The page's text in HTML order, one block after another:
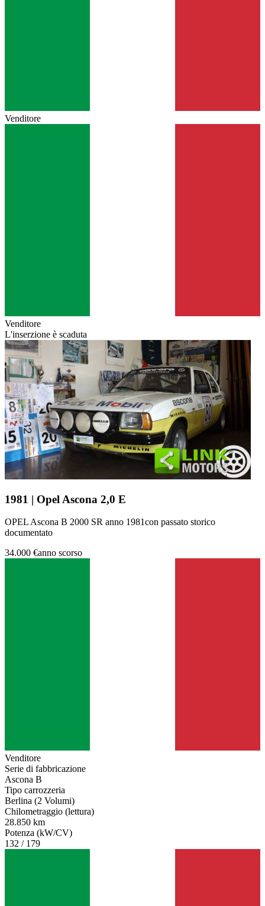
Venditore
Venditore
L'inserzione è scaduta
1981 | Opel Ascona 2,0 E
OPEL Ascona B 2000 SR anno 1981con passato storico
documentato
34.000 €anno scorso
Venditore
Serie di fabbricazione
Ascona B
Tipo carrozzeria
Berlina (2 Volumi)
Chilometraggio (lettura)
28.850 km
Potenza (kW/CV)
132 / 179